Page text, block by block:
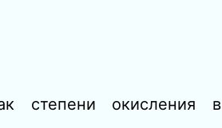
степени окисления в